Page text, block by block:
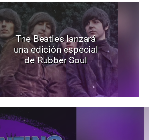
The Beatles lanzará
una edición especial
de Rubber Soul